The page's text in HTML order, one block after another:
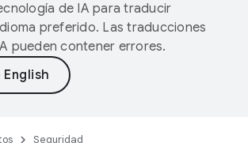
de IA para traducir
preferido. Las traducciones
pueden contener errores.
Seguridad